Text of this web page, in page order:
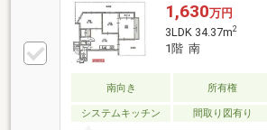
1,630万円
3LDK 34.37m2
1階 南
南向き 所有権
システムキッチン
間取り図有り